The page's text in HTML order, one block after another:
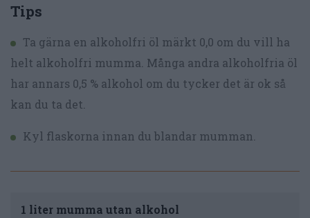
Tips
Ta gärna en alkoholfri öl märkt 0,0 om du vill ha
helt alkoholfri mumma. Många andra alkoholfria öl
har annars 0,5 % alkohol om du tycker det är ok så
kan du ta det.
Kyl flaskorna innan du blandar mumman.
1 liter mumma utan alkohol